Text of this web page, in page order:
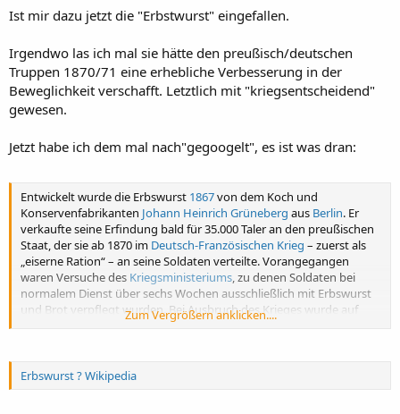
Ist mir dazu jetzt die "Erbstwurst" eingefallen.
Irgendwo las ich mal sie hätte den preußisch/deutschen
Truppen 1870/71 eine erhebliche Verbesserung in der
Beweglichkeit verschafft. Letztlich mit "kriegsentscheidend"
gewesen.
Jetzt habe ich dem mal nach"gegoogelt", es ist was dran:
Entwickelt wurde die Erbswurst 1867von dem Koch und
Konservenfabrikanten Johann Heinrich Grüneberg aus Berlin. Er
verkaufte seine Erfindung bald für 35.000 Taler an den preußischen
Staat, der sie ab 1870 im Deutsch-Französischen Krieg – zuerst als
„eiserne Ration“ – an seine Soldaten verteilte. Vorangegangen
waren Versuche des Kriegsministeriums , zu denen Soldaten bei
normalem Dienst über sechs Wochen ausschließlich mit Erbswurst
und Brot verpflegt wurden. Bei Ausbruch des Krieges wurde auf
Staatskosten eine Fabrik errichtet, in der 1.700 Arbeiter zuerst
Zum Vergrößern anklicken....
Erbswurst ? Wikipedia